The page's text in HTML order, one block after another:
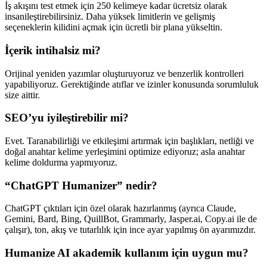
İş akışını test etmek için 250 kelimeye kadar ücretsiz olarak
insanileştirebilirsiniz. Daha yüksek limitlerin ve gelişmiş
seçeneklerin kilidini açmak için ücretli bir plana yükseltin.
İçerik intihalsiz mi?
Orijinal yeniden yazımlar oluşturuyoruz ve benzerlik kontrolleri
yapabiliyoruz. Gerektiğinde atıflar ve izinler konusunda sorumluluk
size aittir.
SEO’yu iyileştirebilir mi?
Evet. Taranabilirliği ve etkileşimi artırmak için başlıkları, netliği ve
doğal anahtar kelime yerleşimini optimize ediyoruz; asla anahtar
kelime doldurma yapmıyoruz.
“ChatGPT Humanizer” nedir?
ChatGPT çıktıları için özel olarak hazırlanmış (ayrıca Claude,
Gemini, Bard, Bing, QuillBot, Grammarly, Jasper.ai, Copy.ai ile de
çalışır), ton, akış ve tutarlılık için ince ayar yapılmış ön ayarımızdır.
Humanize AI akademik kullanım için uygun mu?